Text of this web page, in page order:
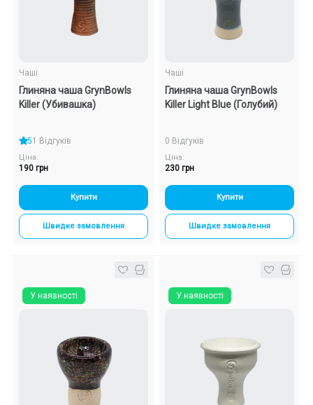
Подарункові набори
Знижки та опт
Чаші
Глиняна чаша GrynBowls
Killer (Убивашка)
51 Відгуків
Ціна:
190 грн
Купити
Швидке замовлення
Чаші
Глиняна чаша GrynBowls
Killer Light Blue (Голубий)
0 Відгуків
Ціна:
230 грн
Купити
Швидке замовлення
У наявності У наявності